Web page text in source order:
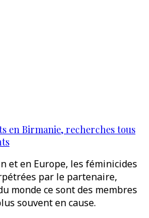
en Birmanie, recherches tous
et en Europe, les féminicides
par le partenaire,
monde ce sont des membres
souvent en cause.